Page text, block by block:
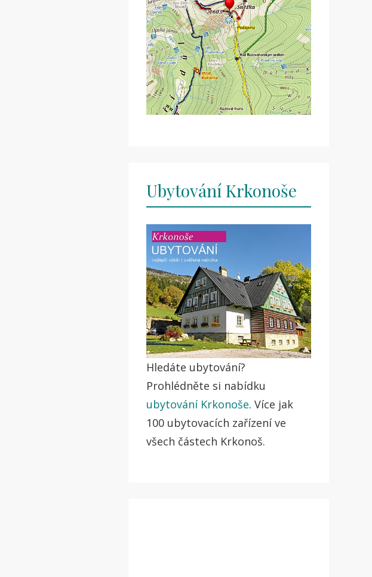
Ubytování Krkonoše
Hledáte ubytování?
Prohlédněte si nabídku
ubytování Krkonoše. Více jak
100 ubytovacích zařízení ve
všech částech Krkonoš.